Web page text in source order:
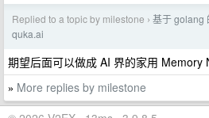
Replied to a topic by milestone › 基于 golang
quka.ai
期望后面可以做成 AI 界的家用 Memory
» More replies by milestone